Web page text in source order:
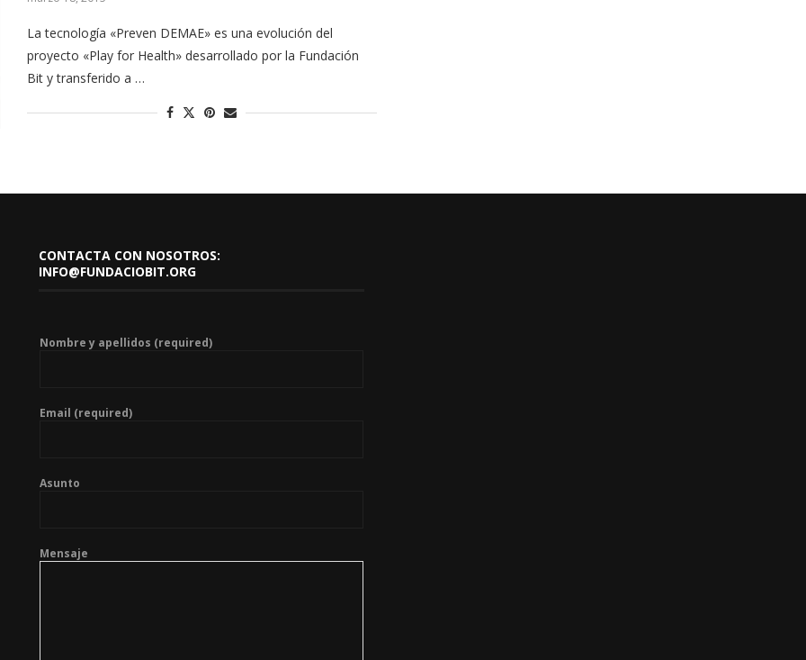
La tecnología «Preven DEMAE» es una evolución del
proyecto «Play for Health» desarrollado por la Fundación
Bit y transferido a …
CONTACTA CON NOSOTROS:
INFO@FUNDACIOBIT.ORG
Nombre y apellidos (required)
Email (required)
Asunto
Mensaje